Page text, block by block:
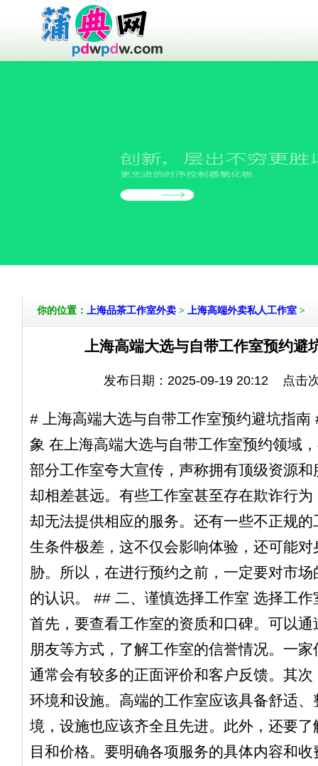
你的位置： 上海品茶工作室外卖 > 上海高端外卖私人工作室 >
上海高端大选与自带工作室预约避
发布日期：2025-09-19 20:12 点击
# 上海高端大选与自带工作室预约避坑指南
象 在上海高端大选与自带工作室预约领域
部分工作室夸大宣传，声称拥有顶级资源
却相差甚远。有些工作室甚至存在欺诈行
却无法提供相应的服务。还有一些不正规
生条件极差，这不仅会影响体验，还可能
胁。所以，在进行预约之前，一定要对市
的认识。 ## 二、谨慎选择工作室 选择工
首先，要查看工作室的资质和口碑。可以
朋友等方式，了解工作室的信誉情况。一
通常会有较多的正面评价和客户反馈。其
环境和设施。高端的工作室应该具备舒适
境，设施也应该齐全且先进。此外，还要
目和价格。要明确各项服务的具体内容和